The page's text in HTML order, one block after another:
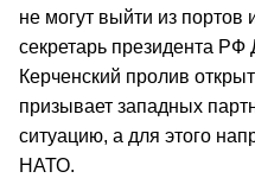
не могут выйти из портов
секретарь президента
Керченский пролив
призывает западных
ситуацию, а для этого
НАТО.